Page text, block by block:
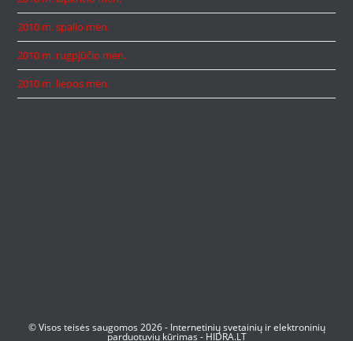
2010 m. spalio mėn.
2010 m. rugpjūčio mėn.
2010 m. liepos mėn.
© Visos teisės saugomos 2026 - Internetinių svetainių ir elektroninių
parduotuvių kūrimas - HIDRA.LT